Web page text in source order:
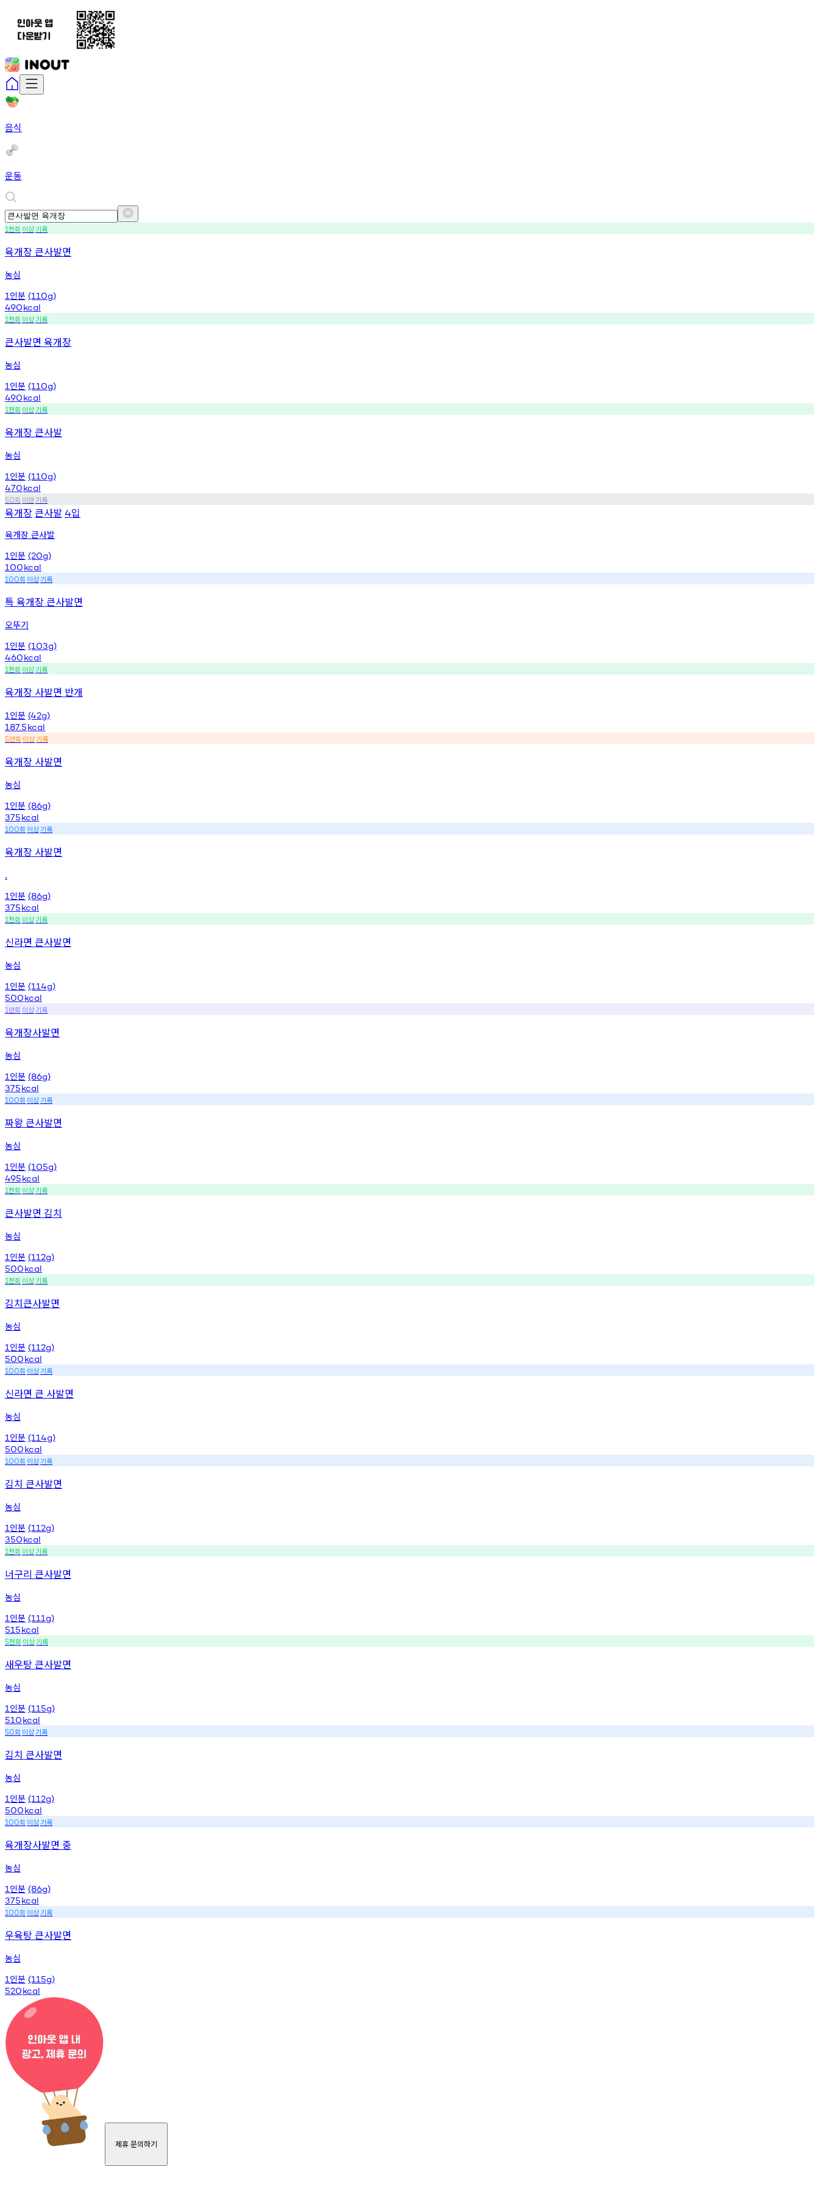
음식
운동
1천회 이상기록
육개장 큰사발면
농심
1 인분 (110g)
490kcal
1천회 이상기록
큰사발면 육개장
농심
1 인분 (110g)
490kcal
1천회 이상기록
육개장 큰사발
농심
1 인분 (110g)
470kcal
50회 미만기록
육개장큰사발 4입
육개장 큰사발
1 인분 (20g)
100kcal
100회 이상기록
특 육개장 큰사발면
오뚜기
1 인분 (103g)
460kcal
1천회 이상기록
육개장 사발면 반개
1 인분 (42g)
187.5kcal
5만회 이상기록
육개장 사발면
농심
1 인분 (86g)
375kcal
100회 이상기록
육개장 사발면
.
1 인분 (86g)
375kcal
1천회 이상기록
신라면 큰사발면
농심
1 인분 (114g)
500kcal
1 만회 이상기록
육개장사발면
농심
1 인분 (86g)
375kcal
100회 이상기록
짜왕 큰사발면
농심
1 인분 (105g)
495kcal
1천회 이상기록
큰사발면 김치
농심
1 인분 (112g)
500kcal
1천회 이상기록
김치큰사발면
농심
1 인분 (112g)
500kcal
100회 이상기록
신라면 큰 사발면
농심
1 인분 (114g)
500kcal
100회 이상기록
김치 큰사발면
농심
1 인분 (112g)
350kcal
1천회 이상기록
너구리 큰사발면
농심
1 인분 (111g)
515kcal
5천회 이상기록
새우탕 큰사발면
농심
1 인분 (115g)
510kcal
50회 이상기록
김치 큰사발면
농심
1 인분 (112g)
500kcal
100회 이상기록
육개장사발면 중
농심
1 인분 (86g)
375kcal
100회 이상기록
우육탕 큰사발면
농심
1 인분 (115g)
520kcal
제휴 문의하기